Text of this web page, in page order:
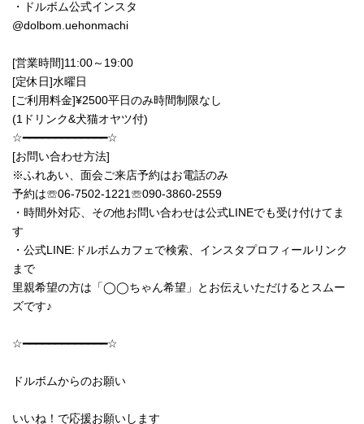
・ドルボム公式インスタ
@dolbom.uehonmachi
[営業時間]11:00～19:00
[定休日]水曜日
[ご利用料金]¥2500平日のみ時間制限なし
(1ドリンク&犬猫オヤツ付)
☆━━━━━━━━━━━━━☆
[お問い合わせ方法]
※ふれあい、面会ご来店予約はお電話のみ
予約は☏06‐7502‐1221☏090-3860-2559
・時間外対応、その他お問い合わせは公式LINEでも受け付けてま
す
・公式LINE:ドルボムカフェで検索、インスタプロフィールリンク
まで
里親希望の方は「◯◯ちゃん希望」とお伝えいただけるとスムー
ズです♪
☆━━━━━━━━━━━━━☆
ドルボムからのお願い
いいね！で応援お願いします